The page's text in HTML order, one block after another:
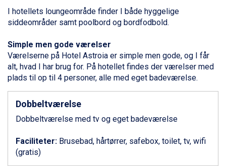
Fieberbrunn fra DKK 6.145
Wagrain fra DKK 4.645
Ischgl fra DKK 7.095
Zell am See fra DKK 4.095
Canazei fra DKK 4.745
Livigno fra DKK 4.145
Ponte di Legno fra DKK 4.745
Bad Gastein fra DKK 4.195
Alleghe fra DKK 5.595
Sauze dOulx fra DKK 4.045
La Thuile fra DKK 4.595
Val Thorens fra DKK 5.395
Cervinia fra DKK 5.295
I hotellets loungeområde finder I både hyggelige
siddeområder samt poolbord og bordfodbold.
Simple men gode værelser
Værelserne på Hotel Astroia er simple men gode, og I får
alt, hvad I har brug for. På hotellet findes der værelser med
plads til op til 4 personer, alle med eget badeværelse.
Dobbeltværelse
Dobbeltværelse med tv og eget badeværelse
Faciliteter: Brusebad, hårtørrer, safebox, toilet, tv, wifi
(gratis)